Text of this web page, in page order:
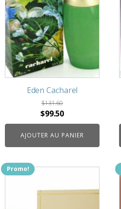
Eden Cacharel
$131.60
Le
prix
initial
était :
$99.50Le
prix
actuel
est :
AJOUTER AU PANIER
Promo!